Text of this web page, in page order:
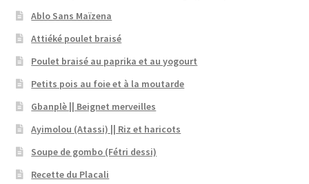
Ablo Sans Maïzena
Attiéké poulet braisé
Poulet braisé au paprika et au yogourt
Petits pois au foie et à la moutarde
Gbanplè || Beignet merveilles
Ayimolou (Atassi) || Riz et haricots
Soupe de gombo (Fétri dessi)
Recette du Placali